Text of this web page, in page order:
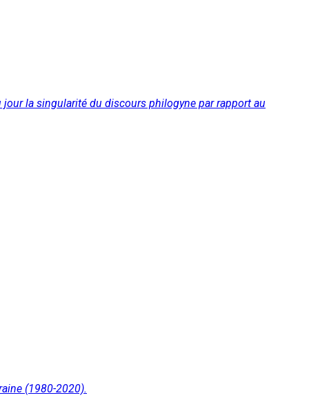
la singularité du discours philogyne par rapport au
(1980-2020).